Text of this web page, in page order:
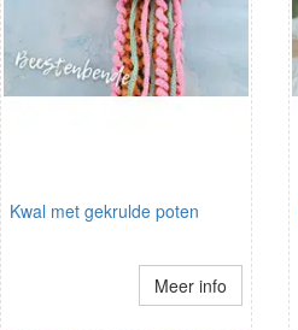
Kwal met gekrulde poten
Meer info